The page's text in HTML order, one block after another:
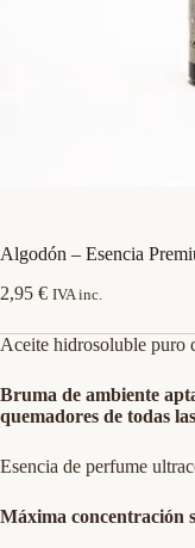
Algodón – Esencia
2,95 € IVA inc.
Aceite hidrosoluble puro
Bruma de ambiente
quemadores de todas
Esencia de perfume
Máxima concentración